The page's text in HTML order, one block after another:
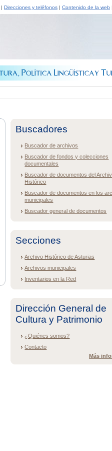
| Direcciones y teléfonos | Contenido de la web
Buscadores
Buscador de archivos
Buscador de fondos y colecciones
documentales
Buscador de documentos del
Histórico
Buscador de documentos en los
municipales
Buscador general de documentos
Secciones
Archivo Histórico de Asturias
Archivos municipales
Inventarios en la Red
Dirección General de
Cultura y Patrimonio
¿Quiénes somos?
Contacto
Más